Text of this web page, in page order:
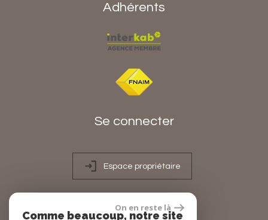
Adhérents
Se connecter
Espace propriétaire
réalisé par
On en reste là
Comme beaucoup, notre site